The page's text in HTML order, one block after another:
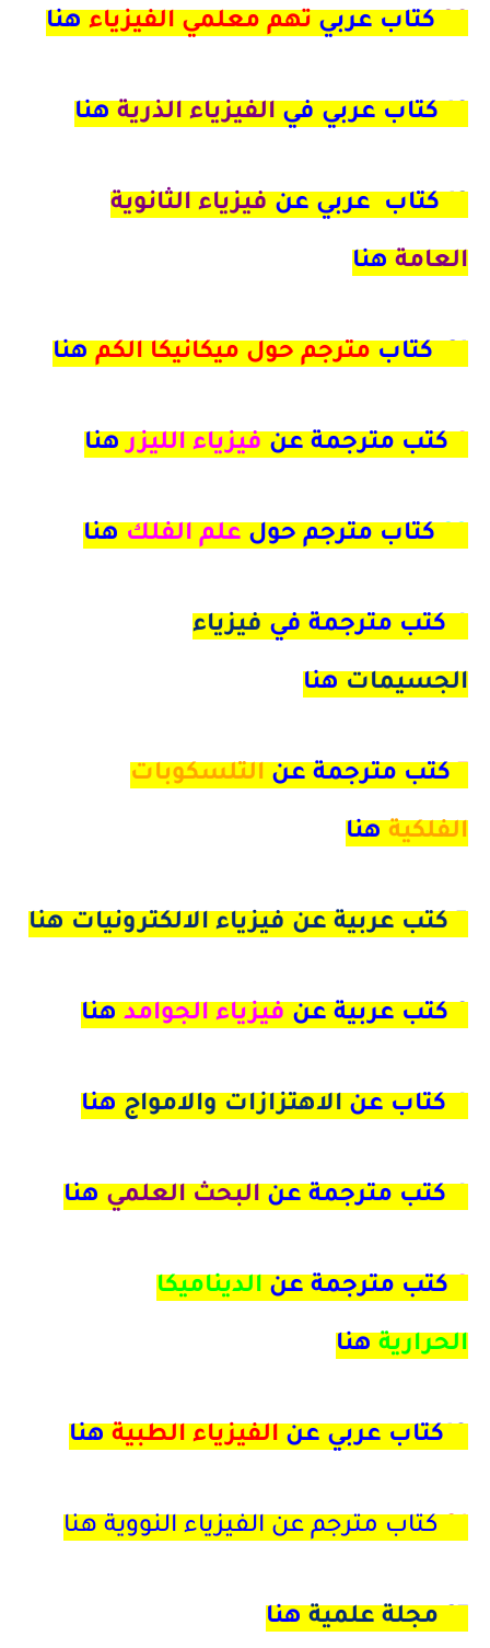
كتاب عربي تهم معلمي الفيزياء هنا
الفيزياء الذرية هنا
كتاب عربي عن فيزياء الثانوية
العامة هنا
مترجم حول ميكانيكا الكم هنا
كتب مترجمة عن فيزياء الليزرهنا
كتاب مترجم حول علم الفلك هنا
فيزياء
الجسيمات هنا
كتب مترجمة عن التلسكوبات
الفلكية هنا
فيزياء الجوامد هنا
كتاب عن الاهتزازات والامواج هنا
البحث العلمي هنا
كتب مترجمة عن الديناميكا
الحرارية هنا
الفيزياء الطبية هنا
كتاب مترجم عن الفيزياء النووية هنا
مجلة علمية هنا